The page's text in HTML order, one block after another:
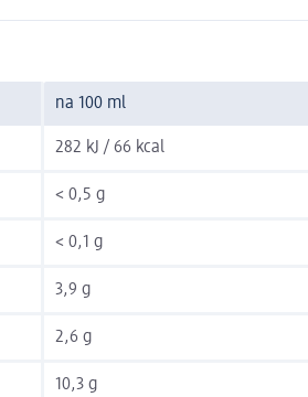
na 100 ml
282 kJ / 66 kcal
< 0,5 g
< 0,1 g
3,9 g
2,6 g
10,3 g